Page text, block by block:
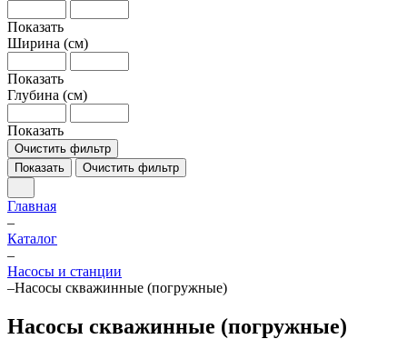
Показать
Ширина (см)
Показать
Глубина (см)
Показать
Очистить фильтр
Показать
Очистить фильтр
Главная
–
Каталог
–
Насосы и станции
–Насосы скважинные (погружные)
Насосы скважинные (погружные)